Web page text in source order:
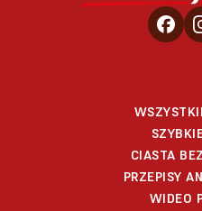
CIASTA
PRZEPISY
WIDEO